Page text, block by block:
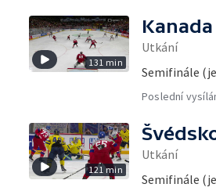
131 min
Utkání
Semifinále
Poslední
121 min
Utkání
Semifinále